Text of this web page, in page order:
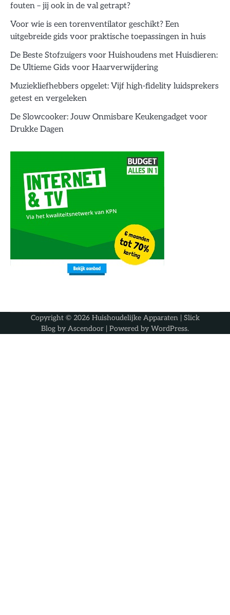
fouten – jij ook in de val getrapt?
Voor wie is een torenventilator geschikt? Een
uitgebreide gids voor praktische toepassingen in huis
De Beste Stofzuigers voor Huishoudens met Huisdieren:
De Ultieme Gids voor Haarverwijdering
Muziekliefhebbers opgelet: Vijf high-fidelity luidsprekers
getest en vergeleken
De Slowcooker: Jouw Onmisbare Keukengadget voor
Drukke Dagen
Copyright © 2026 Huishoudelijke Apparaten| Slick
Blog by Ascendoor | Powered by WordPress.